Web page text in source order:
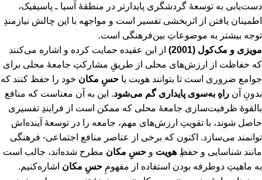
دست‌یابی به توسعۀ گردشگری پایدارتر در منطقۀ آسیا ـ پاسیفیک،
اطمینان یافتن از اثربخشی تفسیر است و مواجهه با این چالش نیازمندِ
توجه بیشتر به موضوعاتِ بین‌فرهنگی است.
مویزی و مک‌کول (2001)
از این عقیده حمایت کرده و اشاره می‌کنند
که حفاظت از ارزش‌های محلی از طریقِ مشارکتِ جامعۀ محلی برای
جوامع ضروری است تا بتوانند هویت یا حسِ مکان خود را حفظ کنند که
بدونِ آن راهِ به‌سوی پایداری گم می‌شود. این به آن معناست که منافع
بالقوۀ ظرفیت‌سازی جامعۀ محلی که ممکن است از فرایندِ تفسیری
حاصل شوند، با تقویتِ ارزش‌های مهم، جامعه را در توسعۀ آینده‌اش
توانمند می‌سازد. اکنون‌ که برخی از عناصر منافع اجتماعی- فرهنگی
مانند شناسایی و حفظِ هویت و حسِ مکان مطرح‌ شده‌اند، جالب است
به ماهیتِ دوطرفه بودن استفاده از مفهومِ حسِ مکان اشاره‌کنیم.